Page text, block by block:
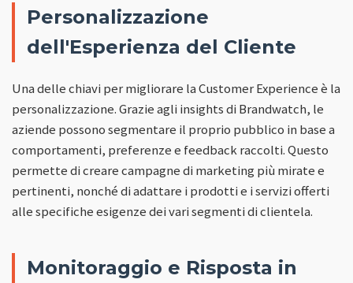
Personalizzazione
dell'Esperienza del Cliente
Una delle chiavi per migliorare la Customer Experience è la
personalizzazione. Grazie agli insights di Brandwatch, le
aziende possono segmentare il proprio pubblico in base a
comportamenti, preferenze e feedback raccolti. Questo
permette di creare campagne di marketing più mirate e
pertinenti, nonché di adattare i prodotti e i servizi offerti
alle specifiche esigenze dei vari segmenti di clientela.
Monitoraggio e Risposta in